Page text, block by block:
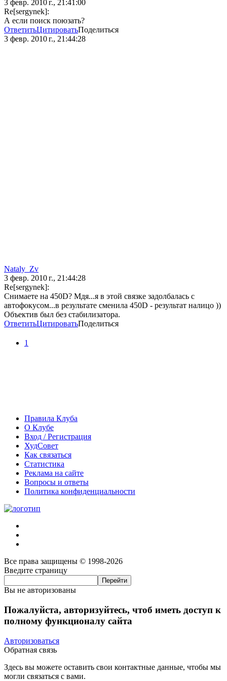
3 февр. 2010 г., 21:41:00
Re[sergynek]:
А если поиск поюзать?
ОтветитьЦитироватьПоделиться
3 февр. 2010 г., 21:44:28
Nataly_Zv
3 февр. 2010 г., 21:44:28
Re[sergynek]:
Снимаете на 450D? Мдя...я в этой связке задолбалась с
автофокусом...в результате сменила 450D - результат налицо ))
Объектив был без стабилизатора.
ОтветитьЦитироватьПоделиться
1
Правила Клуба
О Клубе
Вход / Регистрация
ХудСовет
Как связаться
Статистика
Реклама на сайте
Вопросы и ответы
Политика конфиденциальности
Все права защищены © 1998-2026
Введите страницу
Вы не авторизованы
Пожалуйста, авторизуйтесь, чтоб иметь доступ к
полному функционалу сайта
Авторизоваться
Обратная связь
Здесь вы можете оставить свои контактные данные, чтобы мы
могли связаться с вами.